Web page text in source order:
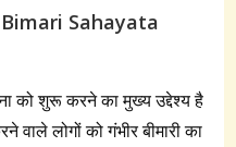
Sahayata
को शुरू करने का मुख्य उद्देश्य है
वाले लोगों को गंभीर बीमारी का